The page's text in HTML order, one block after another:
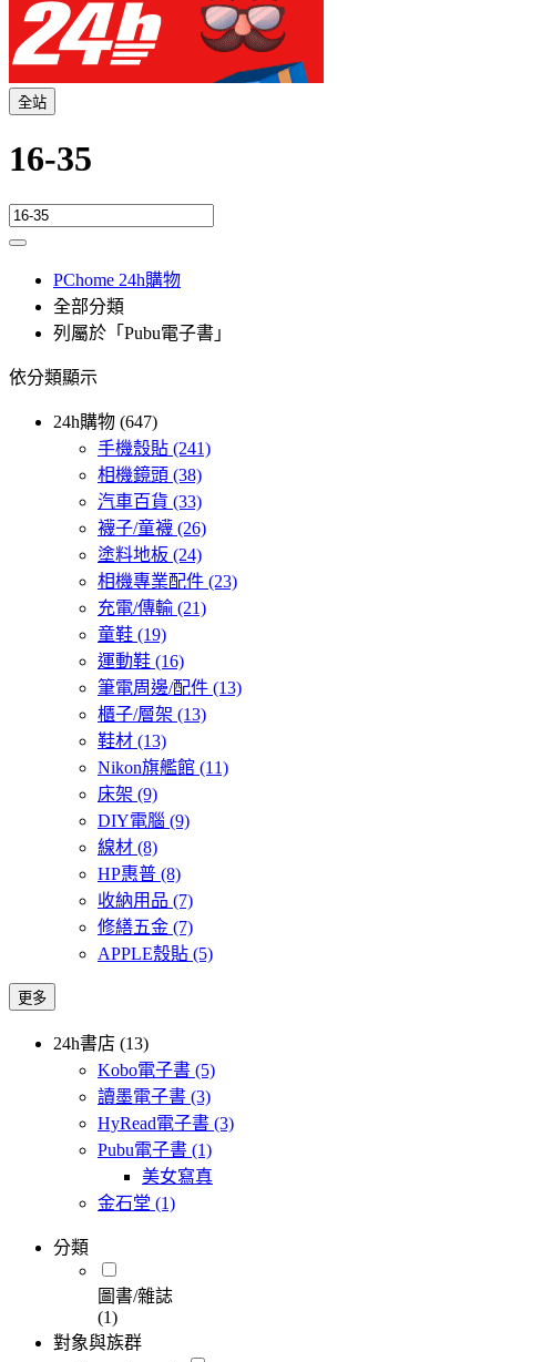
全站
16-35
PChome 24h購物
全部分類
列屬於「Pubu電子書」
依分類顯示
24h購物 (647)
手機殼貼 (241)
相機鏡頭 (38)
汽車百貨 (33)
襪子/童襪 (26)
塗料地板 (24)
相機專業配件 (23)
充電/傳輸 (21)
童鞋 (19)
運動鞋 (16)
筆電周邊/配件 (13)
櫃子/層架 (13)
鞋材 (13)
Nikon旗艦館 (11)
床架 (9)
DIY電腦 (9)
線材 (8)
HP惠普 (8)
收納用品 (7)
修繕五金 (7)
APPLE殼貼 (5)
更多
24h書店 (13)
Kobo電子書 (5)
讀墨電子書 (3)
HyRead電子書 (3)
Pubu電子書 (1)
美女寫真
金石堂 (1)
分類
圖書/雜誌
(1)
對象與族群